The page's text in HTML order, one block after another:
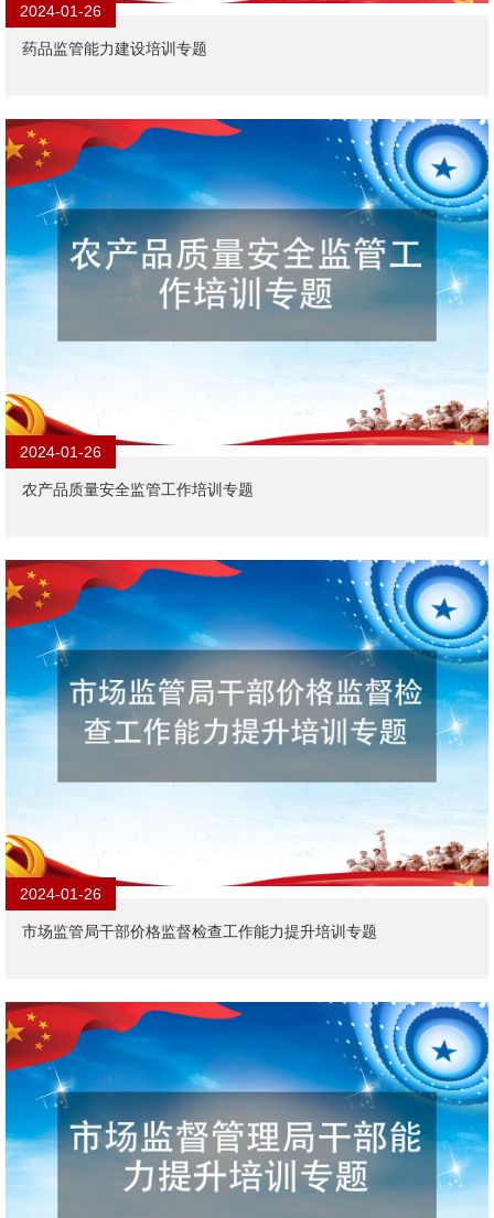
2024-01-26
药品监管能力建设培训专题
2024-01-26
农产品质量安全监管工作培训专题
2024-01-26
市场监管局干部价格监督检查工作能力提升培训专题